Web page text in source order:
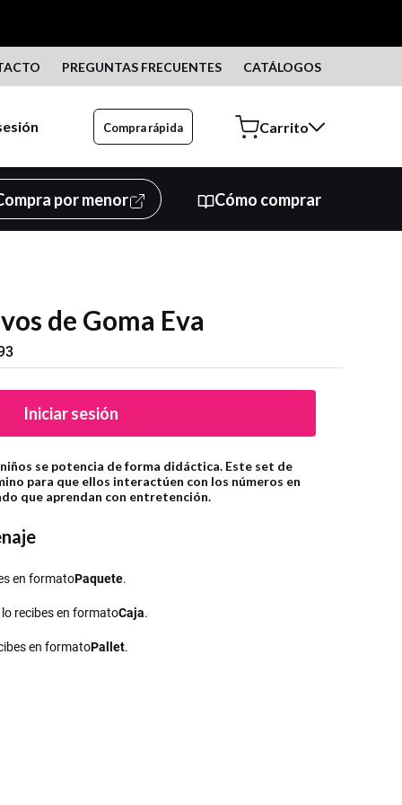
PREGUNTAS FRECUENTES CATÁLOGOS
Compra rápida
por menor Cómo comprar
de Goma Eva
Iniciar sesión
se potencia de forma didáctica. Este set de
para que ellos interactúen con los números en
que aprendan con entretención.
en formatoPaquete.
lo recibes en formatoCaja.
en formatoPallet.